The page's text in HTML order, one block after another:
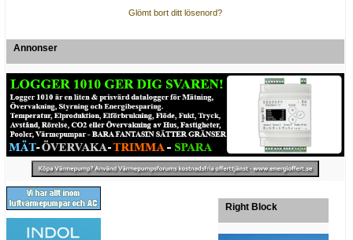
Glömt bort ditt lösenord?
Annonser
Right Block